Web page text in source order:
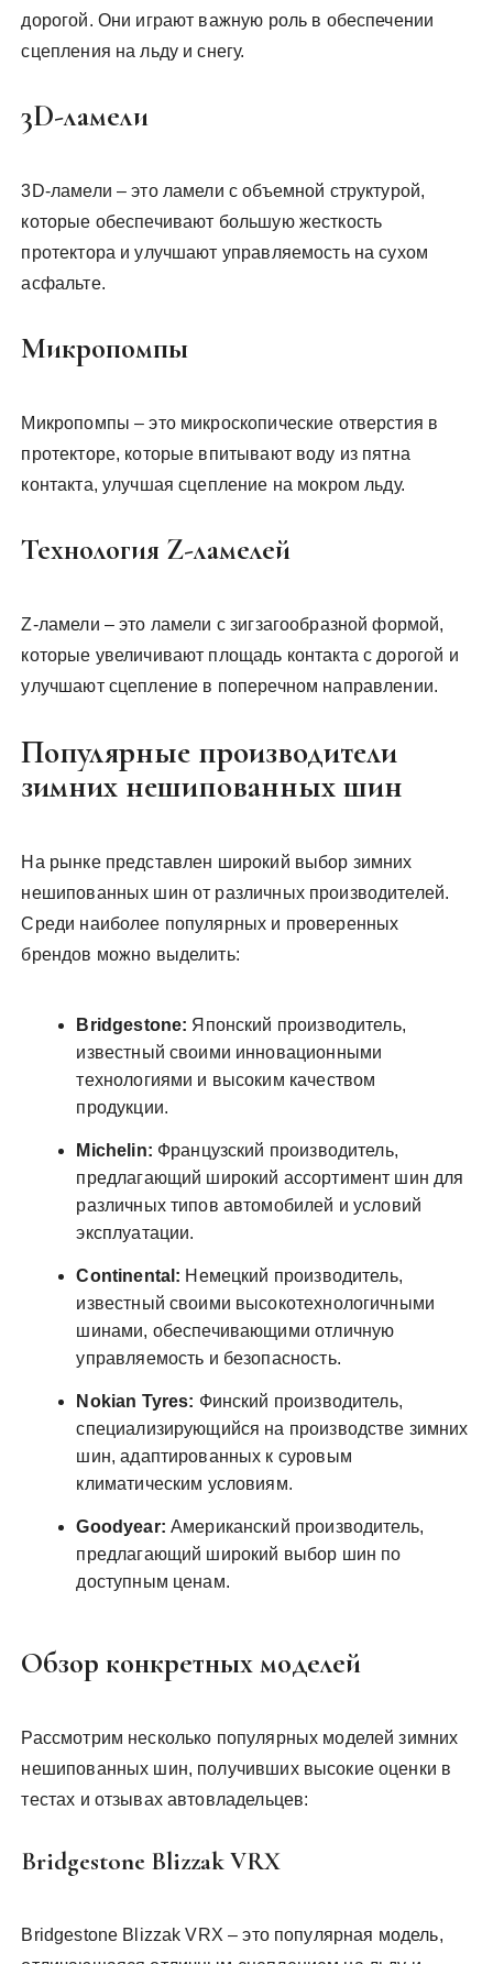
дорогой. Они играют важную роль в обеспечении
сцепления на льду и снегу.
3D-ламели
3D-ламели – это ламели с объемной структурой,
которые обеспечивают большую жесткость
протектора и улучшают управляемость на сухом
асфальте.
Микропомпы
Микропомпы – это микроскопические отверстия в
протекторе, которые впитывают воду из пятна
контакта, улучшая сцепление на мокром льду.
Технология Z-ламелей
Z-ламели – это ламели с зигзагообразной формой,
которые увеличивают площадь контакта с дорогой и
улучшают сцепление в поперечном направлении.
Популярные производители
зимних нешипованных шин
На рынке представлен широкий выбор зимних
нешипованных шин от различных производителей.
Среди наиболее популярных и проверенных
брендов можно выделить:
Bridgestone: Японский производитель,
известный своими инновационными
технологиями и высоким качеством
продукции.
Michelin: Французский производитель,
предлагающий широкий ассортимент шин для
различных типов автомобилей и условий
эксплуатации.
Continental: Немецкий производитель,
известный своими высокотехнологичными
шинами, обеспечивающими отличную
управляемость и безопасность.
Nokian Tyres: Финский производитель,
специализирующийся на производстве зимних
шин, адаптированных к суровым
климатическим условиям.
Goodyear: Американский производитель,
предлагающий широкий выбор шин по
доступным ценам.
Обзор конкретных моделей
Рассмотрим несколько популярных моделей зимних
нешипованных шин, получивших высокие оценки в
тестах и отзывах автовладельцев:
Bridgestone Blizzak VRX
Bridgestone Blizzak VRX – это популярная модель,